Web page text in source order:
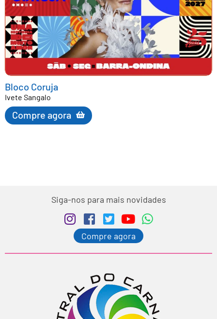
Bloco Coruja
Ivete Sangalo
Compre agora
Siga-nos para mais novidades
Compre agora